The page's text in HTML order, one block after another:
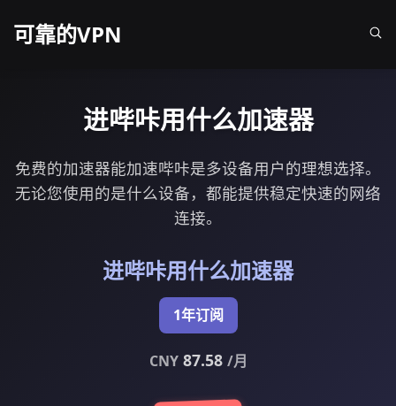
可靠的VPN
进哔咔用什么加速器
免费的加速器能加速哔咔是多设备用户的理想选择。
无论您使用的是什么设备，都能提供稳定快速的网络
连接。
进哔咔用什么加速器
1年订阅
CNY87.58 /月